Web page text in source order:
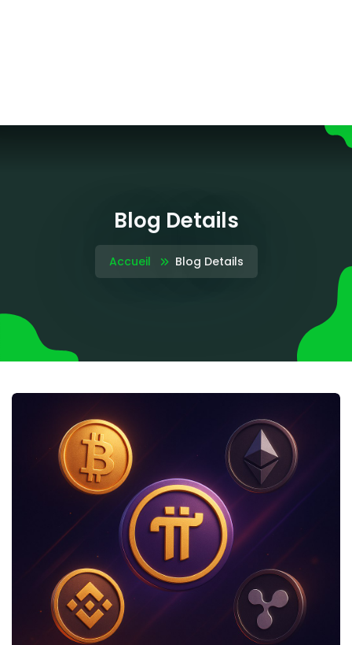
Blog Details
Accueil Blog Details